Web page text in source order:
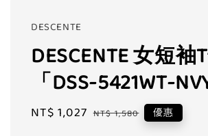
DESCENTE
DESCENTE 女短袖
「DSS-5421WT-
Sale
NT$ 1,027 Regular
NT$ 1,580 優惠